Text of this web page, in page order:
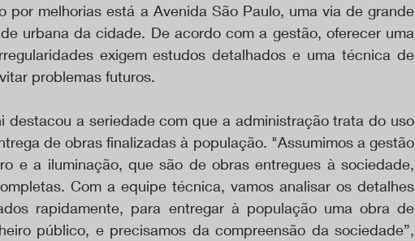
por melhorias está a Avenida São Paulo, uma via de grande
urbana da cidade. De acordo com a gestão, oferecer uma
exigem estudos detalhados e uma técnica de
problemas futuros.
destacou a seriedade com que a administração trata do uso
de obras finalizadas à população. "Assumimos a gestão
e a iluminação, que são de obras entregues à sociedade,
Com a equipe técnica, vamos analisar os detalhes
rapidamente, para entregar à população uma obra de
público, e precisamos da compreensão da sociedade”,